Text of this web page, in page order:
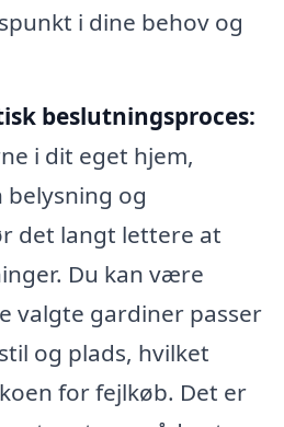
i dine behov og
beslutningsproces:
i dit eget hjem,
og
det langt lettere at
Du kan være
valgte gardiner passer
og plads, hvilket
for fejlkøb. Det er